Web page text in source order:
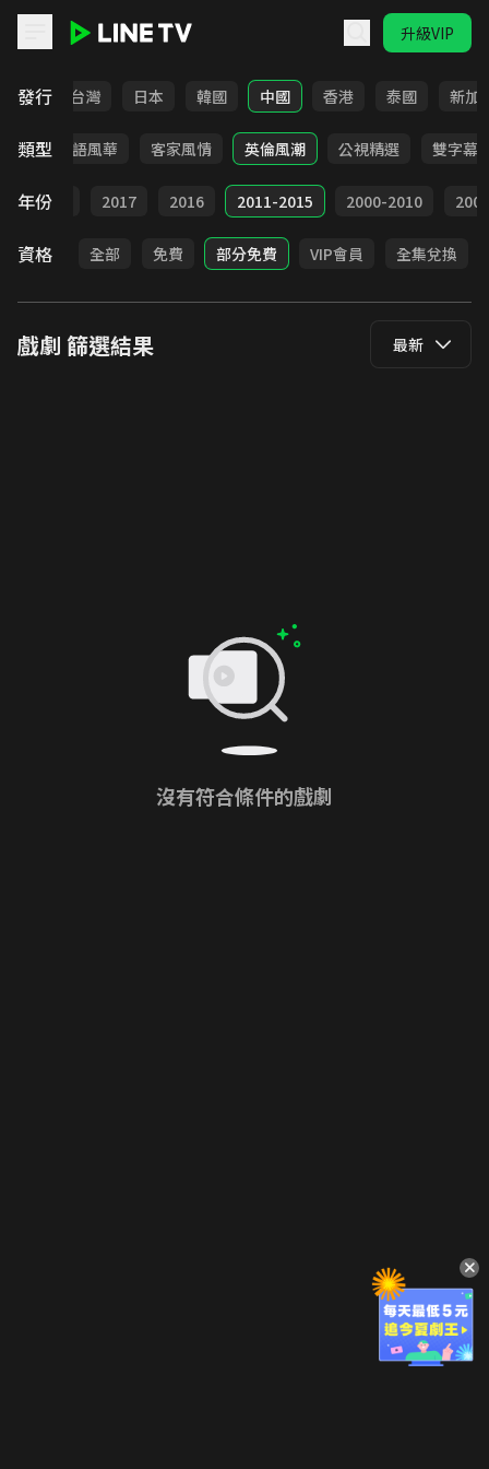
升級VIP
發行
全部 台灣 日本 韓國 中國 香港 泰國 新加
類型
俠 台語風華 客家風情 英倫風潮 公視精選 雙字幕
年份
2018 2017 2016 2011-2015 2000-2010
資格 全部 免費 部分免費 VIP會員 全集兌換
戲劇 篩選結果 最新
沒有符合條件的戲劇